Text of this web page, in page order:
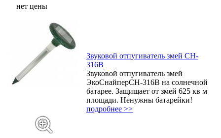
нет цены
Звуковой отпугиватель змей CH-
316B
Звуковой отпугиватель змей
ЭкоСнайперCH-316B на солнечной
батарее. Защищает от змей 625 кв м
площади. Ненужны батарейки!
подробнее >>